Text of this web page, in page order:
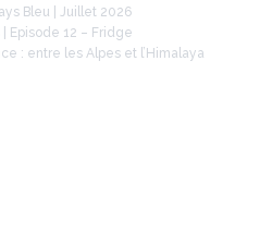
Bleu | Juillet 2026
Episode 12 – Fridge
: entre les Alpes et l’Himalaya